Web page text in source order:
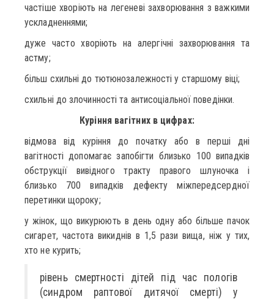
частіше хворіють на легеневі захворювання з важкими
ускладненнями;
дуже часто хворіють на алергічні захворювання та
астму;
більш схильні до тютюнозалежності у старшому віці;
схильні до злочинності та антисоціальної поведінки.
Куріння вагітних в цифрах:
відмова від куріння до початку або в перші дні
вагітності допомагає запобігти близько 100 випадків
обструкції вивідного тракту правого шлуночка і
близько 700 випадків дефекту міжпередсердної
перетинки щороку;
у жінок, що викурюють в день одну або більше пачок
сигарет, частота викиднів в 1,5 рази вища, ніж у тих,
хто не курить;
рівень смертності дітей під час пологів
(синдром раптової дитячої смерті) у